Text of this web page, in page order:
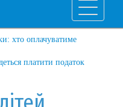
хто оплачуватиме
платити податок